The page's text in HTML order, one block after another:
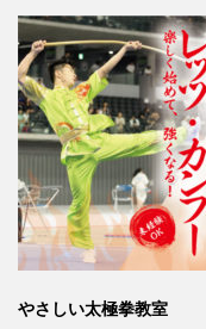
やさしい太極拳教室